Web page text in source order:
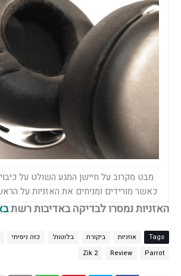
מבט מקרוב על חיישן המגע השולט על
כאשר מורידים ומניחים את האזניות על
האזניות נמסרו לבדיקה באדיבות רשת
Tags אוזניות ביקורת בלוטות' כזה ניסיתי
Parrot
Review
Zik 2